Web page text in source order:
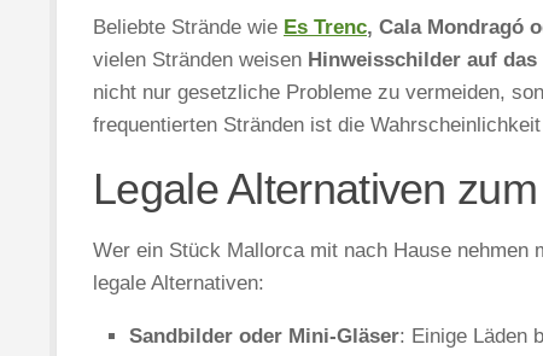
Beliebte Strände wie Es Trenc, Cala Mondragó
vielen Stränden weisen Hinweisschilder auf
nicht nur gesetzliche Probleme zu vermeiden,
frequentierten Stränden ist die
Legale Alternativen
Wer ein Stück Mallorca mit nach Hause
legale Alternativen:
Sandbilder oder Mini-Gläser: Einige Läden